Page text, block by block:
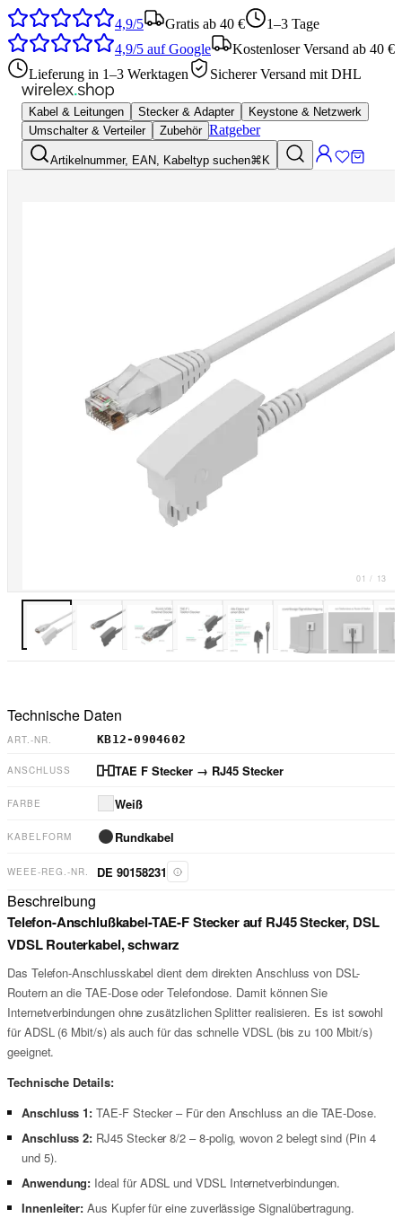
4,9/5 Gratis ab 40 €
1–3 Tage
4,9/5 auf Google
Kostenloser Versand ab 40 €
Lieferung in 1–3 Werktagen
Sicherer Versand mit DHL
Kabel & Leitungen Stecker & Adapter
Keystone & Netzwerk
Umschalter & Verteiler
Zubehör Ratgeber
Artikelnummer, EAN, Kabeltyp suchen⌘K
01 / 13
Technische Daten
ART.-NR. KB12-0904602
ANSCHLUSS TAE F Stecker → RJ45 Stecker
FARBE Weiß
KABELFORM Rundkabel
WEEE-REG.-NR. DE 90158231
Beschreibung
Telefon-Anschlußkabel-TAE-F Stecker auf RJ45 Stecker, DSL
VDSL Routerkabel, schwarz
Das Telefon-Anschlusskabel dient dem direkten Anschluss von DSL-
Routern an die TAE-Dose oder Telefondose. Damit können Sie
Internetverbindungen ohne zusätzlichen Splitter realisieren. Es ist sowohl
für ADSL (6 Mbit/s) als auch für das schnelle VDSL (bis zu 100 Mbit/s)
geeignet.
Technische Details:
Anschluss 1: TAE-F Stecker – Für den Anschluss an die TAE-Dose.
Anschluss 2: RJ45 Stecker 8/2 – 8-polig, wovon 2 belegt sind (Pin 4
und 5).
Anwendung: Ideal für ADSL und VDSL Internetverbindungen.
Innenleiter: Aus Kupfer für eine zuverlässige Signalübertragung.